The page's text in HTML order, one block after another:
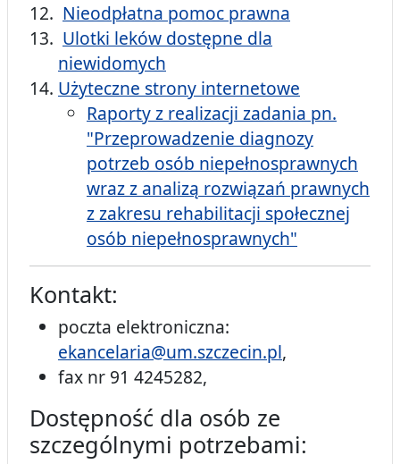
Nieodpłatna pomoc prawna
Ulotki leków dostępne dla
niewidomych
Użyteczne strony internetowe
Raporty z realizacji zadania pn.
"Przeprowadzenie diagnozy
potrzeb osób niepełnosprawnych
wraz z analizą rozwiązań prawnych
z zakresu rehabilitacji społecznej
osób niepełnosprawnych"
Kontakt:
poczta elektroniczna:
ekancelaria@um.szczecin.pl,
fax nr 91 4245282,
Dostępność dla osób ze
szczególnymi potrzebami: